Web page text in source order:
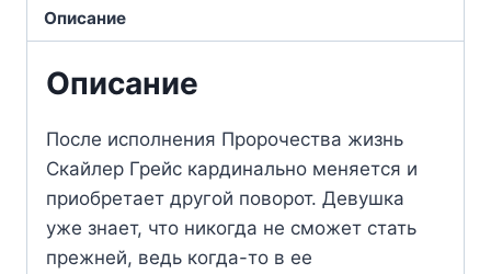
Описание
Описание
После исполнения Пророчества жизнь
Скайлер Грейс кардинально меняется и
приобретает другой поворот. Девушка
уже знает, что никогда не сможет стать
прежней, ведь когда-то в ее